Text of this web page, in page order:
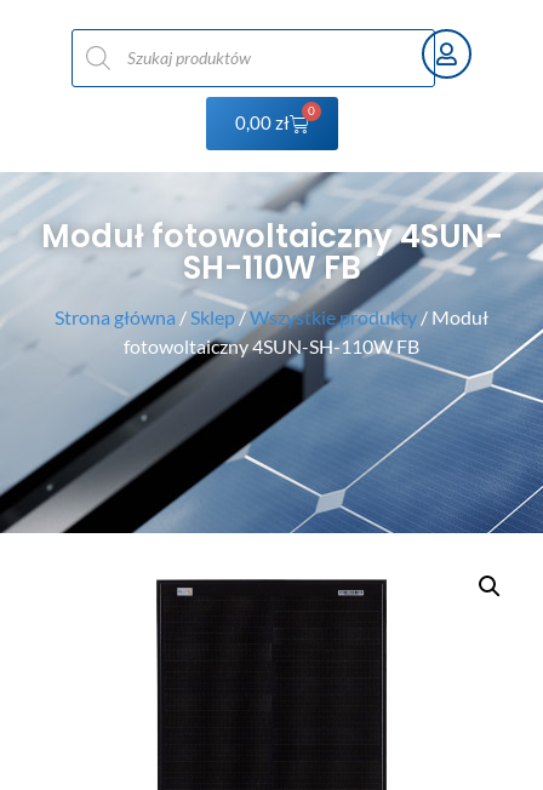
0,00zł
0
Moduł fotowoltaiczny 4SUN-
SH-110W FB
Strona główna / Sklep/Wszystkie produkty / Moduł
fotowoltaiczny 4SUN-SH-110W FB